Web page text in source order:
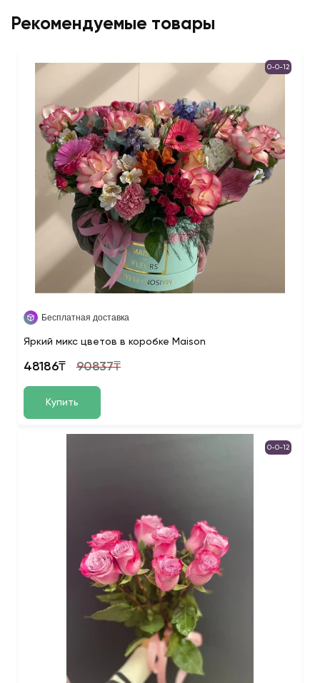
Рекомендуемые товары
0-0-12
Бесплатная доставка
Яркий микс цветов в коробке Maison
48186₸ 90837₸
Купить
0-0-12